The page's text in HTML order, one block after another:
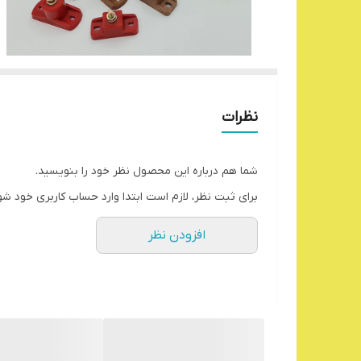
نظرات
شما هم درباره این محصول نظر خود را بنویسید.
برای ثبت نظر، لازم است ابتدا وارد حساب کاربری خود
افزودن نظر